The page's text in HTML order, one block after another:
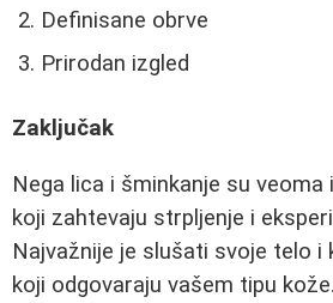
Definisane obrve
Prirodan izgled
Zaključak
Nega lica i šminkanje su veoma
koji zahtevaju strpljenje i
Najvažnije je slušati svoje telo
koji odgovaraju vašem tipu